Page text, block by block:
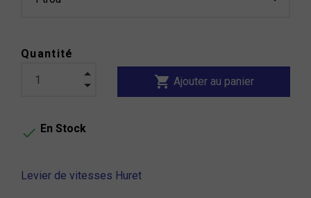
Quantité
shopping_cart Ajouter au panier
 En Stock
Levier de vitesses Huret